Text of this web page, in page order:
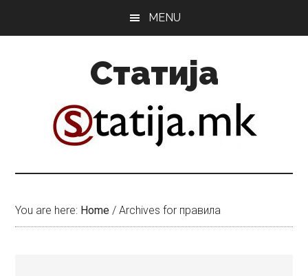
MENU
Статија
You are here: Home / Archives for правила